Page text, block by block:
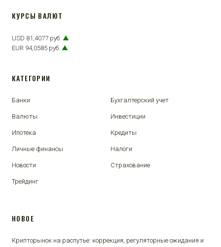
КУРСЫ ВАЛЮТ
USD 81,4077 руб. ▲
EUR 94,0585 руб. ▲
КАТЕГОРИИ
Банки Бухгалтерский учет
Валюты Инвестиции
Ипотека Кредиты
Личные финансы Налоги
Новости Страхование
Трейдинг
НОВОЕ
Крипторынок на распутье: коррекция, регуляторные ожидания и